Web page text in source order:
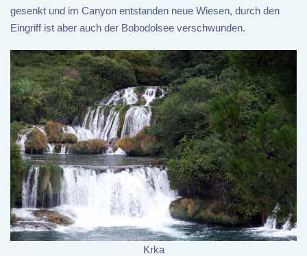
gesenkt und im Canyon entstanden neue Wiesen, durch den
Eingriff ist aber auch der Bobodolsee verschwunden.
Krka